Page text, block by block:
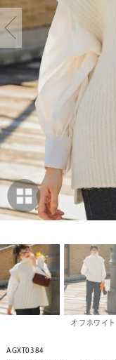
オフホワイト
AGXT0384